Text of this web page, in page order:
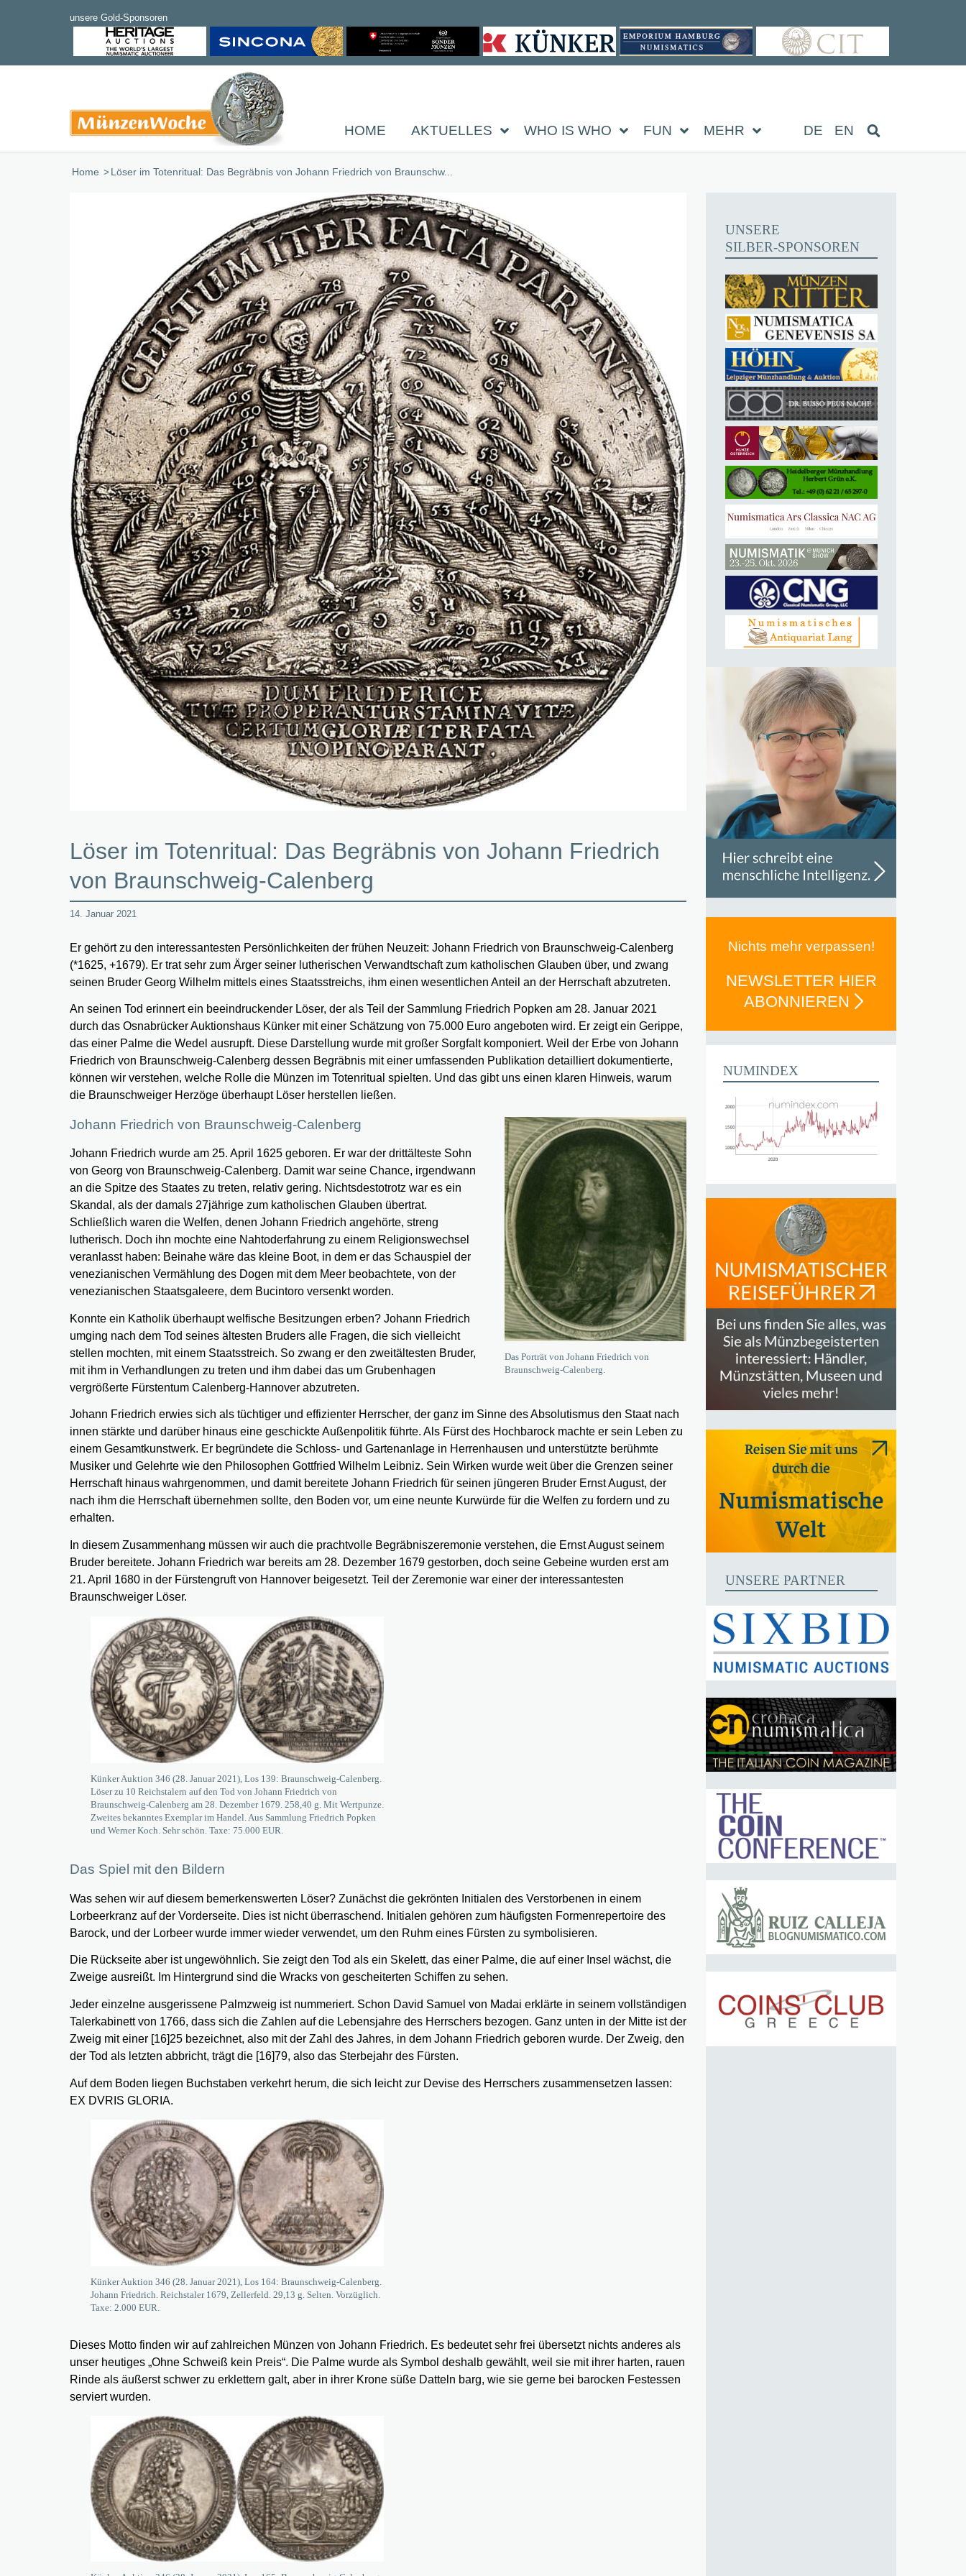
HOME AKTUELLES WHO IS WHO FUN MEHR DE EN
Home /Löser im Totenritual: Das Begräbnis von Johann Friedrich von Braunschw...
Löser im Totenritual: Das Begräbnis von Johann Friedrich
von Braunschweig-Calenberg
14. Januar 2021
Er gehört zu den interessantesten Persönlichkeiten der frühen Neuzeit: Johann Friedrich von Braunschweig-Calenberg
(*1625, +1679). Er trat sehr zum Ärger seiner lutherischen Verwandtschaft zum katholischen Glauben über, und zwang
seinen Bruder Georg Wilhelm mittels eines Staatsstreichs, ihm einen wesentlichen Anteil an der Herrschaft abzutreten.
An seinen Tod erinnert ein beeindruckender Löser, der als Teil der Sammlung Friedrich Popken am 28. Januar 2021
durch das Osnabrücker Auktionshaus Künker mit einer Schätzung von 75.000 Euro angeboten wird. Er zeigt ein Gerippe,
das einer Palme die Wedel ausrupft. Diese Darstellung wurde mit großer Sorgfalt komponiert. Weil der Erbe von Johann
Friedrich von Braunschweig-Calenberg dessen Begräbnis mit einer umfassenden Publikation detailliert dokumentierte,
können wir verstehen, welche Rolle die Münzen im Totenritual spielten. Und das gibt uns einen klaren Hinweis, warum
die Braunschweiger Herzöge überhaupt Löser herstellen ließen.
Das Porträt von Johann Friedrich von
Braunschweig-Calenberg.
Johann Friedrich von Braunschweig-Calenberg
Johann Friedrich wurde am 25. April 1625 geboren. Er war der drittälteste Sohn
von Georg von Braunschweig-Calenberg. Damit war seine Chance, irgendwann
an die Spitze des Staates zu treten, relativ gering. Nichtsdestotrotz war es ein
Skandal, als der damals 27jährige zum katholischen Glauben übertrat.
Schließlich waren die Welfen, denen Johann Friedrich angehörte, streng
lutherisch. Doch ihn mochte eine Nahtoderfahrung zu einem Religionswechsel
veranlasst haben: Beinahe wäre das kleine Boot, in dem er das Schauspiel der
venezianischen Vermählung des Dogen mit dem Meer beobachtete, von der
venezianischen Staatsgaleere, dem Bucintoro versenkt worden.
Konnte ein Katholik überhaupt welfische Besitzungen erben? Johann Friedrich
umging nach dem Tod seines ältesten Bruders alle Fragen, die sich vielleicht
stellen mochten, mit einem Staatsstreich. So zwang er den zweitältesten Bruder,
mit ihm in Verhandlungen zu treten und ihm dabei das um Grubenhagen
vergrößerte Fürstentum Calenberg-Hannover abzutreten.
Johann Friedrich erwies sich als tüchtiger und effizienter Herrscher, der ganz im Sinne des Absolutismus den Staat nach
innen stärkte und darüber hinaus eine geschickte Außenpolitik führte. Als Fürst des Hochbarock machte er sein Leben zu
einem Gesamtkunstwerk. Er begründete die Schloss- und Gartenanlage in Herrenhausen und unterstützte berühmte
Musiker und Gelehrte wie den Philosophen Gottfried Wilhelm Leibniz. Sein Wirken wurde weit über die Grenzen seiner
Herrschaft hinaus wahrgenommen, und damit bereitete Johann Friedrich für seinen jüngeren Bruder Ernst August, der
nach ihm die Herrschaft übernehmen sollte, den Boden vor, um eine neunte Kurwürde für die Welfen zu fordern und zu
erhalten.
In diesem Zusammenhang müssen wir auch die prachtvolle Begräbniszeremonie verstehen, die Ernst August seinem
Bruder bereitete. Johann Friedrich war bereits am 28. Dezember 1679 gestorben, doch seine Gebeine wurden erst am
21. April 1680 in der Fürstengruft von Hannover beigesetzt. Teil der Zeremonie war einer der interessantesten
Braunschweiger Löser.
Künker Auktion 346 (28. Januar 2021), Los 139: Braunschweig-Calenberg.
Löser zu 10 Reichstalern auf den Tod von Johann Friedrich von
Braunschweig-Calenberg am 28. Dezember 1679. 258,40 g. Mit Wertpunze.
Zweites bekanntes Exemplar im Handel. Aus Sammlung Friedrich Popken
und Werner Koch. Sehr schön. Taxe: 75.000 EUR.
Das Spiel mit den Bildern
Was sehen wir auf diesem bemerkenswerten Löser? Zunächst die gekrönten Initialen des Verstorbenen in einem
Lorbeerkranz auf der Vorderseite. Dies ist nicht überraschend. Initialen gehören zum häufigsten Formenrepertoire des
Barock, und der Lorbeer wurde immer wieder verwendet, um den Ruhm eines Fürsten zu symbolisieren.
Die Rückseite aber ist ungewöhnlich. Sie zeigt den Tod als ein Skelett, das einer Palme, die auf einer Insel wächst, die
Zweige ausreißt. Im Hintergrund sind die Wracks von gescheiterten Schiffen zu sehen.
Jeder einzelne ausgerissene Palmzweig ist nummeriert. Schon David Samuel von Madai erklärte in seinem vollständigen
Talerkabinett von 1766, dass sich die Zahlen auf die Lebensjahre des Herrschers bezogen. Ganz unten in der Mitte ist der
Zweig mit einer [16]25 bezeichnet, also mit der Zahl des Jahres, in dem Johann Friedrich geboren wurde. Der Zweig, den
der Tod als letzten abbricht, trägt die [16]79, also das Sterbejahr des Fürsten.
Auf dem Boden liegen Buchstaben verkehrt herum, die sich leicht zur Devise des Herrschers zusammensetzen lassen:
EX DVRIS GLORIA.
Künker Auktion 346 (28. Januar 2021), Los 164: Braunschweig-Calenberg.
Johann Friedrich. Reichstaler 1679, Zellerfeld. 29,13 g. Selten. Vorzüglich.
Taxe: 2.000 EUR.
Dieses Motto finden wir auf zahlreichen Münzen von Johann Friedrich. Es bedeutet sehr frei übersetzt nichts anderes als
unser heutiges „Ohne Schweiß kein Preis“. Die Palme wurde als Symbol deshalb gewählt, weil sie mit ihrer harten, rauen
Rinde als äußerst schwer zu erklettern galt, aber in ihrer Krone süße Datteln barg, wie sie gerne bei barocken Festessen
serviert wurden.
UNSERE
SILBER-SPONSOREN
Nichts mehr verpassen!
NEWSLETTER HIER
ABONNIEREN
NUMINDEX
UNSERE PARTNER